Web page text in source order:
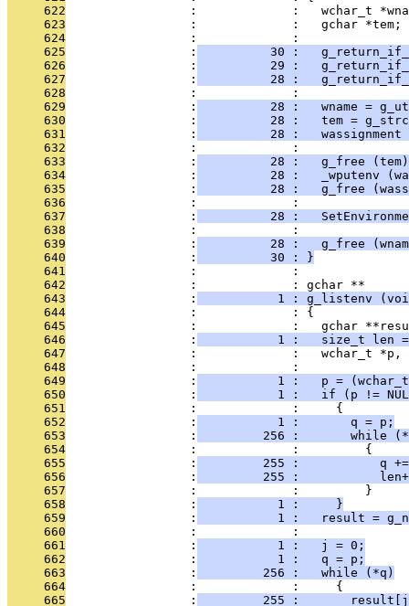
     622
:             :   wchar_t
     623
                 :             :   gchar *tem;
     624
                 :             :
     625
                 :
30 :
     626
                 :
29 :
     627
                 :
28 :
     628
                 :             :
     629
                 :
28 :   wname =
     630
                 :
28 :   tem =
     631
                 :
28 :   wassignment
     632
                 :             :
     633
                 :
28 :   g_free
     634
                 :
28 :   _wputenv
     635
                 :
28 :   g_free
     636
                 :             :
     637
                 :
28 :
     638
                 :             :
     639
                 :
28 :   g_free
     640
                 :
          30 : }
     641
                 :             :
     642
                 :             : gchar **
     643
                 :
1 : g_listenv
     644
                 :             : {
     645
:             :   gchar
     646
                 :
1 :   size_t len
     647
:             :   wchar_t *p,
     648
                 :             :
     649
                 :
1 :   p =
     650
                 :
1 :   if (p !=
     651
                 :             :     {
     652
                 :
           1 :       q = p;
     653
                 :
256 :       while
     654
                 :             :         {
     655
                 :
255 :           q
     656
                 :
255 :
     657
                 :             :         }
     658
                 :
           1 :     }
     659
                 :
1 :   result =
     660
                 :             :
     661
                 :
           1 :   j = 0;
     662
                 :
           1 :   q = p;
     663
                 :
         256 :   while (*q)
     664
                 :             :     {
     665
                 :
255 :